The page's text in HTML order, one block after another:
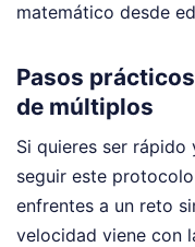
matemático desde
Pasos
de múltiplos
Si quieres ser
seguir este
enfrentes a un reto
velocidad viene con